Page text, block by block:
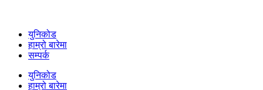
युनिकोड
हाम्रो बारेमा
सम्पर्क
युनिकोड
हाम्रो बारेमा